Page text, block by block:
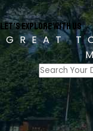
Let’s Explore With Us
GREAT